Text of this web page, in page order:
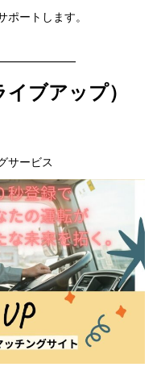
ートします。
ブアップ）
サービス